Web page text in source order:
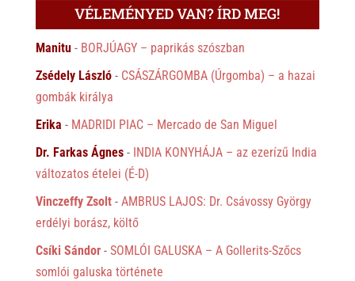
VÉLEMÉNYED VAN? ÍRD MEG!
Manitu- BORJÚAGY – paprikás szószban
Zsédely László- CSÁSZÁRGOMBA (Úrgomba) – a hazai
gombák királya
Erika - MADRIDI PIAC – Mercado de San Miguel
Dr. Farkas Ágnes- INDIA KONYHÁJA – az ezerízű India
változatos ételei (É-D)
Vinczeffy Zsolt- AMBRUS LAJOS: Dr. Csávossy György
erdélyi borász, költő
Csíki Sándor- SOMLÓI GALUSKA – A Gollerits-Szőcs
somlói galuska története